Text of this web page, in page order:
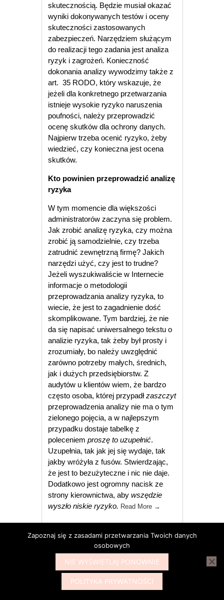
skutecznością. Będzie musiał okazać
wyniki dokonywanych testów i oceny
skuteczności zastosowanych
zabezpieczeń. Narzędziem służącym
do realizacji tego zadania jest analiza
ryzyk i zagrożeń. Konieczność
dokonania analizy wywodzimy także z
art. 35 RODO, który wskazuje, że
jeżeli dla konkretnego przetwarzania
istnieje wysokie ryzyko naruszenia
poufności, należy przeprowadzić
ocenę skutków dla ochrony danych.
Najpierw trzeba ocenić ryzyko, żeby
wiedzieć, czy konieczna jest ocena
skutków.
Kto powinien przeprowadzić analizę
ryzyka
W tym momencie dla większości
administratorów zaczyna się problem.
Jak zrobić analizę ryzyka, czy można
zrobić ją samodzielnie, czy trzeba
zatrudnić zewnętrzną firmę? Jakich
narzędzi użyć, czy jest to trudne?
Jeżeli wyszukiwaliście w Internecie
informacje o metodologii
przeprowadzania analizy ryzyka, to
wiecie, że jest to zagadnienie dość
skomplikowane. Tym bardziej, że nie
da się napisać uniwersalnego tekstu o
analizie ryzyka, tak żeby był prosty i
zrozumiały, bo należy uwzględnić
zarówno potrzeby małych, średnich,
jak i dużych przedsiębiorstw. Z
audytów u klientów wiem, że bardzo
często osoba, której przypadłzaszczyt
przeprowadzenia analizy nie ma o tym
zielonego pojęcia, a w najlepszym
przypadku dostaje tabelkę z
poleceniemproszę to uzupełnić.
Uzupełnia, tak jak jej się wydaje, tak
jakby wróżyła z fusów. Stwierdzając,
że jest to bezużyteczne i nic nie daje.
Dodatkowo jest ogromny nacisk ze
strony kierownictwa, abywszędzie
wyszło niskie ryzyko. Read More →
Artykuły
analiza ryzyk i
zagrożeń,analiza ryzyka
Zapoznaj się z zasadami przetwarzania Twoich danych
osobowych
NIE WYŚWIETLAJ PONOWNIE
POLITYKA PRYWATNOŚCI